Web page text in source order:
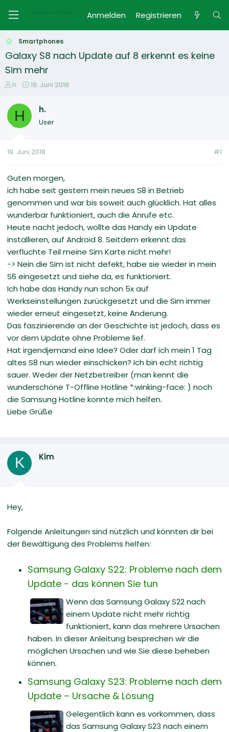
Anmelden Registrieren
Smartphones
Galaxy S8 nach Update auf 8 erkennt es keine
Sim mehr
E
s
e
e
h.
E
t
t
m
19. Juni 2018
H h.
User
19. Juni 2018 #1
Guten morgen,
ich habe seit gestern mein neues S8 in Betrieb
genommen und war bis soweit auch glücklich. Hat alles
wunderbar funktioniert, auch die Anrufe etc.
Heute nacht jedoch, wollte das Handy ein Update
installieren, auf Android 8. Seitdem erkennt das
verfluchte Teil meine Sim Karte nicht mehr!
-> Nein die Sim ist nicht defekt, habe sie wieder in mein
S6 eingesetzt und siehe da, es funktioniert.
Ich habe das Handy nun schon 5x auf
Werkseinstellungen zurückgesetzt und die Sim immer
wieder erneut eingesetzt, keine Änderung.
Das faszinierende an der Geschichte ist jedoch, dass es
vor dem Update ohne Probleme lief.
Hat irgendjemand eine Idee? Oder darf ich mein 1 Tag
altes S8 nun wieder einschicken? Ich bin echt richtig
sauer. Weder der Netzbetreiber (man kennt die
wunderschöne T-Offline Hotline *:winking-face: ) noch
die Samsung Hotline konnte mich helfen.
Liebe Grüße
K Kim
Hey,
Folgende Anleitungen sind nützlich und könnten dir bei
der Bewältigung des Problems helfen:
Samsung Galaxy S22: Probleme nach dem
Update - das können Sie tun
Wenn das Samsung Galaxy S22 nach
einem Update nicht mehr richtig
funktioniert, kann das mehrere Ursachen
haben. In dieser Anleitung besprechen wir die
möglichen Ursachen und wie Sie diese beheben
können.
Samsung Galaxy S23: Probleme nach dem
Update – Ursache & Lösung
Gelegentlich kann es vorkommen, dass
das Samsung Galaxy S23 nach einem